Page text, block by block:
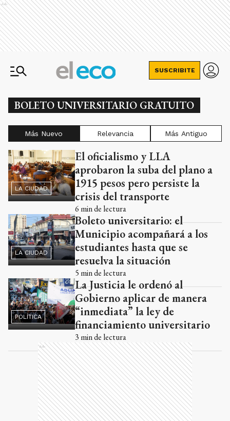
Ads
SUSCRIBITE
BOLETO UNIVERSITARIO GRATUITO
Más Nuevo Relevancia Más Antiguo
LA CIUDAD
El oficialismo y LLA
aprobaron la suba del plano a
1915 pesos pero persiste la
crisis del transporte
6 min de lectura
LA CIUDAD
Boleto universitario: el
Municipio acompañará a los
estudiantes hasta que se
resuelva la situación
5 min de lectura
POLÍTICA
La Justicia le ordenó al
Gobierno aplicar de manera
“inmediata” la ley de
financiamiento universitario
3 min de lectura
Ads